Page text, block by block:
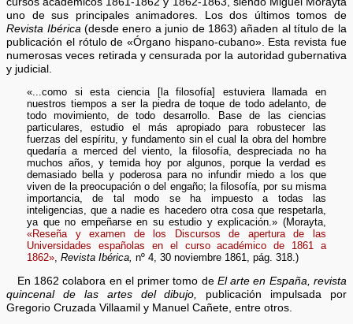
uno de sus principales animadores. Los dos últimos tomos de
Revista Ibérica (desde enero a junio de 1863) añaden al título de la
publicación el rótulo de «Órgano hispano-cubano». Esta revista fue
numerosas veces retirada y censurada por la autoridad gubernativa
y judicial.
«...como si esta ciencia [la filosofía] estuviera llamada en
nuestros tiempos a ser la piedra de toque de todo adelanto, de
todo movimiento, de todo desarrollo. Base de las ciencias
particulares, estudio el más apropiado para robustecer las
fuerzas del espíritu, y fundamento sin el cual la obra del hombre
quedaría a merced del viento, la filosofía, despreciada no ha
muchos años, y temida hoy por algunos, porque la verdad es
demasiado bella y poderosa para no infundir miedo a los que
viven de la preocupación o del engaño; la filosofía, por su misma
importancia, de tal modo se ha impuesto a todas las
inteligencias, que a nadie es hacedero otra cosa que respetarla,
ya que no empeñarse en su estudio y explicación.» (Morayta,
«Reseña y examen de los Discursos de apertura de las
Universidades españolas en el curso académico de 1861 a
1862», Revista Ibérica, nº 4, 30 noviembre 1861, pág. 318.)
En 1862 colabora en el primer tomo de El arte en España, revista
quincenal de las artes del dibujo,
publicación impulsada por
Gregorio Cruzada Villaamil y Manuel Cañete, entre otros.